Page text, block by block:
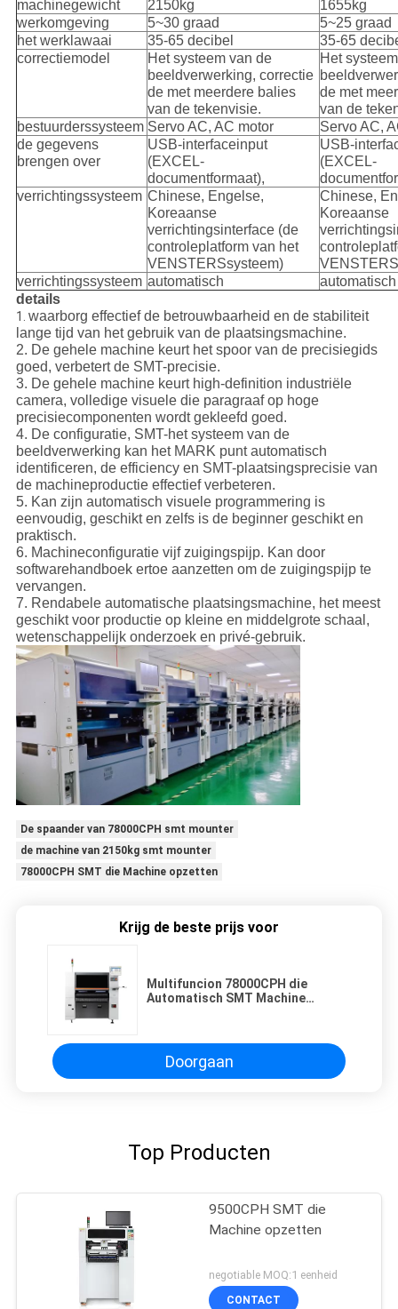
machinegewicht 2150kg
1655kg
werkomgeving
5~30 graad
5~25 graad
het werklawaai
35-65 decibel
35-65
correctiemodel
Het systeem van de
beeldverwerking, correctie
de met meerdere balies
van de tekenvisie.
Het
de met
van de
bestuurderssysteem Servo AC, AC motor
Servo AC,
de gegevens
brengen over
USB-interfaceinput
(EXCEL-
documentformaat),
USB-
(EXCEL-
verrichtingssysteem Chinese, Engelse,
Koreaanse
verrichtingsinterface (de
controleplatform van het
VENSTERSsysteem)
Chinese,
Koreaanse
verrichtingssysteem automatisch
automatisch
details
1. waarborg effectief de betrouwbaarheid en de stabiliteit
lange tijd van het gebruik van de plaatsingsmachine.
2. De gehele machine keurt het spoor van de precisiegids
goed, verbetert de SMT-precisie.
3. De gehele machine keurt high-definition industriële
camera, volledige visuele die paragraaf op hoge
precisiecomponenten wordt gekleefd goed.
4. De configuratie, SMT-het systeem van de
beeldverwerking kan het MARK punt automatisch
identificeren, de efficiency en SMT-plaatsingsprecisie van
de machineproductie effectief verbeteren.
5. Kan zijn automatisch visuele programmering is
eenvoudig, geschikt en zelfs is de beginner geschikt en
praktisch.
6. Machineconfiguratie vijf zuigingspijp. Kan door
softwarehandboek ertoe aanzetten om de zuigingspijp te
vervangen.
7. Rendabele automatische plaatsingsmachine, het meest
geschikt voor productie op kleine en middelgrote schaal,
wetenschappelijk onderzoek en privé-gebruik.
De spaander van 78000CPH smt mounter
de machine van 2150kg smt mounter
78000CPH SMT die Machine opzetten
Krijg de beste prijs voor
Multifuncion 78000CPH die
Automatisch SMT Machine
Doorgaan
Top Producten
9500CPH SMT die
Machine opzetten
negotiable MOQ:1 eenheid
CONTACT